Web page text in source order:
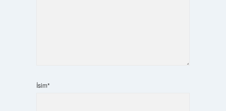
İsim*